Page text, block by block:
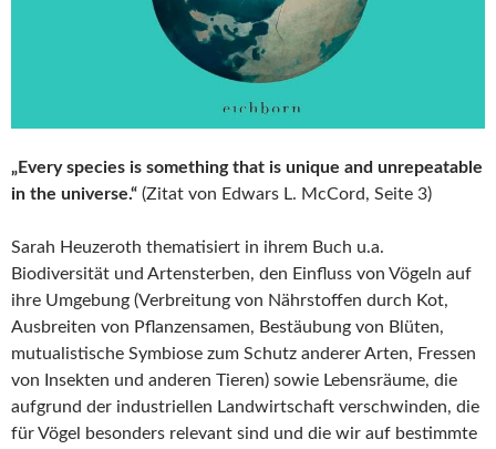
„Every species is something that is unique and unrepeatable
in the universe.“ (Zitat von Edwars L. McCord, Seite 3)
Sarah Heuzeroth thematisiert in ihrem Buch u.a.
Biodiversität und Artensterben, den Einfluss von Vögeln auf
ihre Umgebung (Verbreitung von Nährstoffen durch Kot,
Ausbreiten von Pflanzensamen, Bestäubung von Blüten,
mutualistische Symbiose zum Schutz anderer Arten, Fressen
von Insekten und anderen Tieren) sowie Lebensräume, die
aufgrund der industriellen Landwirtschaft verschwinden, die
für Vögel besonders relevant sind und die wir auf bestimmte